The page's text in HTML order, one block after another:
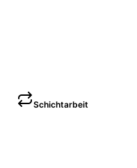
Schichtarbeit